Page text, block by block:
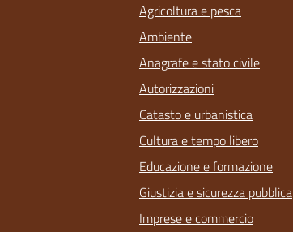
Agricoltura e pesca
Ambiente
Anagrafe e stato civile
Autorizzazioni
Catasto e urbanistica
Cultura e tempo libero
Educazione e formazione
Giustizia e sicurezza pubblica
Imprese e commercio